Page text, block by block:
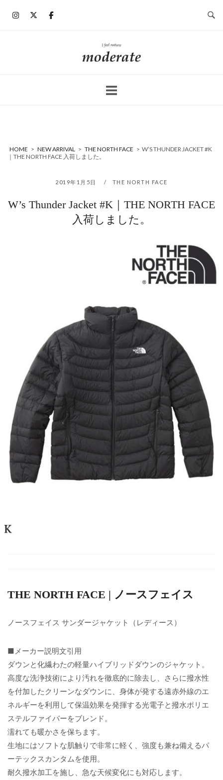
ホ
ー
HOME > NEW ARRIVAL > THE NORTH FACE > W’S THUNDER JACKET #K
｜THE NORTH FACE 入荷しました。
2019年1月5日 THE NORTH FACE
W’s Thunder Jacket #K｜THE NORTH FACE
入荷しました。
THE NORTH FACE | ノースフェイス
ノースフェイス サンダージャケット（レディース）
■メーカー説明文引用
ダウンと化繊わたの軽量ハイブリッドダウンのジャケット。
高度な洗浄技術により汚れを徹底的に除去し、さらに撥水性
を付加したクリーンなダウンに、身体が発する遠赤外線のエ
ネルギーを利用して保温効果を発揮する光電子と撥水ポリエ
ステルファイバーをブレンド。
濡れても暖かさを保ちます。
生地にはソフトな肌触りで非常に軽く、強度も兼ね備えるパ
ーテックスカンタムを使用。
耐久撥水加工を施し、急な天候変化にも対応します。